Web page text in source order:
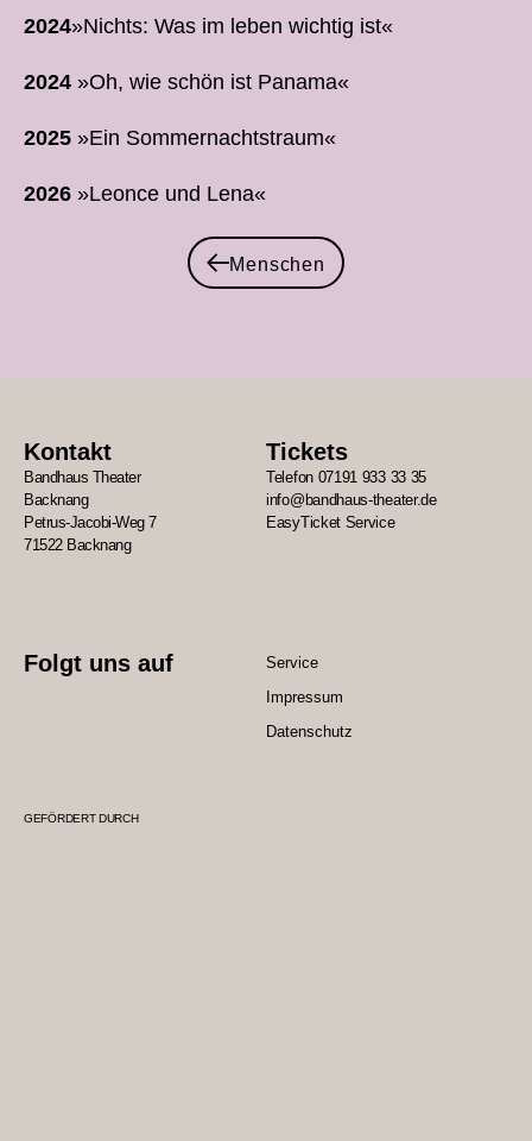
2024»Nichts: Was im leben wichtig ist«
2024 »Oh, wie schön ist Panama«
2025 »Ein Sommernachtstraum«
2026 »Leonce und Lena«
Menschen
Kontakt
Bandhaus Theater
Backnang
Petrus-Jacobi-Weg 7
71522 Backnang
Tickets
Telefon 07191 933 33 35
info@bandhaus-theater.de
EasyTicket Service
Folgt uns auf
Service
Impressum
Datenschutz
GEFÖRDERT DURCH